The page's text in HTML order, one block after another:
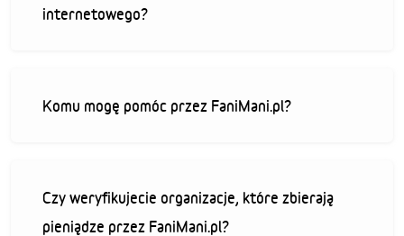
internetowego?
Komu mogę pomóc przez FaniMani.pl?
Czy weryfikujecie organizacje, które zbierają
pieniądze przez FaniMani.pl?